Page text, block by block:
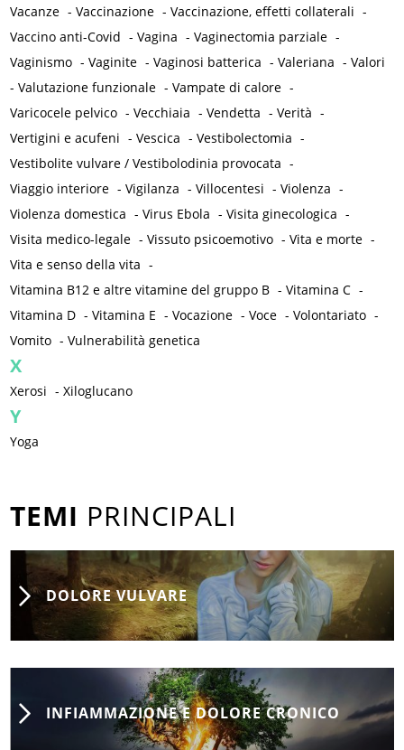
Vacanze -Vaccinazione -Vaccinazione, effetti collaterali -
Vaccino anti-Covid -Vagina -Vaginectomia parziale -
Vaginismo -Vaginite -Vaginosi batterica -Valeriana -Valori
-Valutazione funzionale -Vampate di calore -
Varicocele pelvico -Vecchiaia -Vendetta -Verità -
Vertigini e acufeni -Vescica -Vestibolectomia -
Vestibolite vulvare / Vestibolodinia provocata -
Viaggio interiore -Vigilanza -Villocentesi -Violenza -
Violenza domestica -Virus Ebola -Visita ginecologica -
Visita medico-legale -Vissuto psicoemotivo -Vita e morte -
Vita e senso della vita -
Vitamina B12 e altre vitamine del gruppo B -Vitamina C -
Vitamina D -Vitamina E -Vocazione -Voce -Volontariato -
Vomito -Vulnerabilità genetica
X
Xerosi -Xiloglucano
Y
Yoga
TEMI PRINCIPALI
DOLORE VULVARE
INFIAMMAZIONE E DOLORE CRONICO